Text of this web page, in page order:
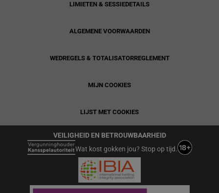
LIMIETEN & SESSIEDETAILS
ALGEMENE VOORWAARDEN
WEDREGELS & TOTALISATORREGLEMENT
MIJN COOKIES
LIJST MET COOKIES
VEILIGHEID EN BETROUWBAARHEID
Wat kost gokken jou? Stop op tijd.